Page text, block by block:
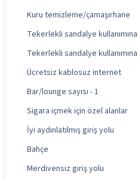
Kuru temizleme/çamaşırhane
Tekerlekli sandalye
Tekerlekli sandalye
Ücretsiz kablosuz internet
Bar/lounge sayısı - 1
Sigara içmek için özel alanlar
İyi aydınlatılmış giriş yolu
Bahçe
Merdivensiz giriş yolu